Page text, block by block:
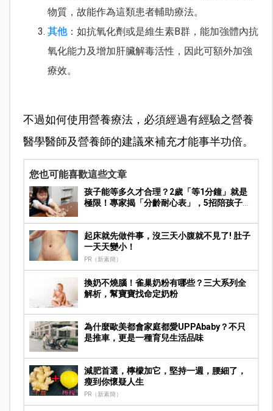
物質，故能作為這類患者輔助療法。
其他：如抗氧化劑或是維生素B群，能加強體內抗
氧化能力及增加肝臟解毒活性，因此可額外加強
療效。
不過如何使用營養療法，必須經過有經驗之營養
醫學醫師及營養師的建議來補充才能事半功倍。
您也可能喜歡這些文章
孩子能等多久才合理？2歲「等1分鐘」就是
極限！專家揭「分齡耐心表」，5招陪孩子練
起床就先做件事，沒三天小腹就不見了! 肚子
一天天變小！
PR（新素簡）
換奶不燒腦！雀巢奶粉有哪些？三大系列全
解析，幫寶寶找命定奶粉
為什麼歐美都會家庭都愛UPPAbaby？不只
是推車，更是一種育兒生活品味
減肥首選，檸檬加它，堅持一週，腰細了，
瘦到你懷疑人生
PR（新素簡）